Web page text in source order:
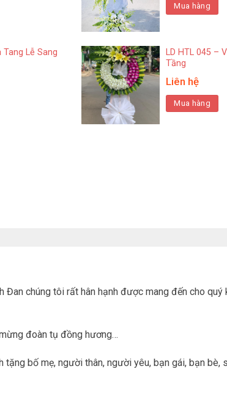
Mua hàng
Tang Lễ Sang
LD HTL 045 –
Tầng
Liên hệ
Mua hàng
chúng tôi rất hân hạnh được mang đến cho quý
đoàn tụ đồng hương…
bố mẹ, người thân, người yêu, bạn gái, bạn bè,